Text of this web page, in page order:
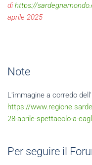
dihttps://
aprile 2025
Note
L'immagine a corredo
https://
28-aprile-spettacolo-a-
Per seguire il